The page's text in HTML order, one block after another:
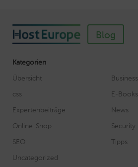
Blog
Kategorien
Übersicht
Business
css
E-Books
Expertenbeiträge
News
Online-Shop
Security
SEO
Tipps
Uncategorized